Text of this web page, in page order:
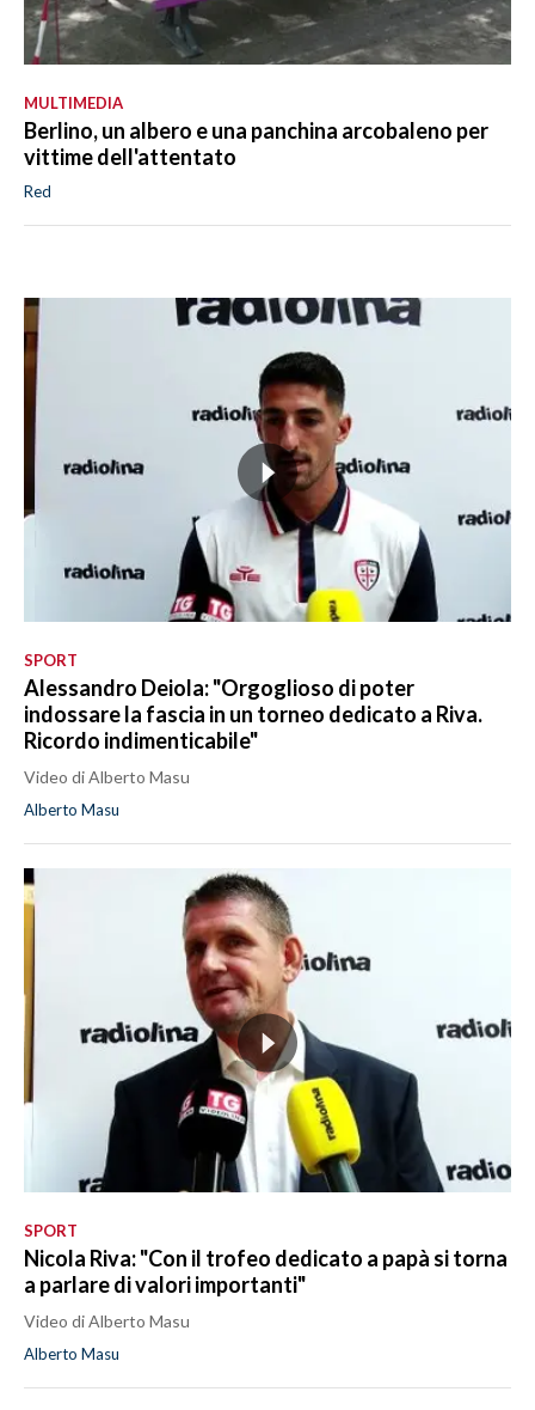
MULTIMEDIA
Berlino, un albero e una panchina arcobaleno per
vittime dell'attentato
Red
SPORT
Alessandro Deiola: "Orgoglioso di poter
indossare la fascia in un torneo dedicato a Riva.
Ricordo indimenticabile"
Video di Alberto Masu
Alberto Masu
SPORT
Nicola Riva: "Con il trofeo dedicato a papà si torna
a parlare di valori importanti"
Video di Alberto Masu
Alberto Masu